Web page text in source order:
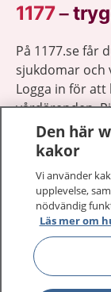
1177–
På 1177.se får
sjukdomar och
Logga in för
vårdärenden.
1177 ger dig
1177 på flera
Den här
kakor
Vi använder
upplevelse,
nödvändig
Läs mer om